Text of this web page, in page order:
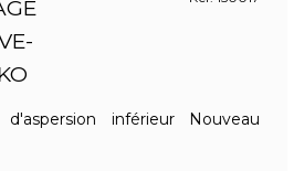
d'aspersion inférieur Nouveau